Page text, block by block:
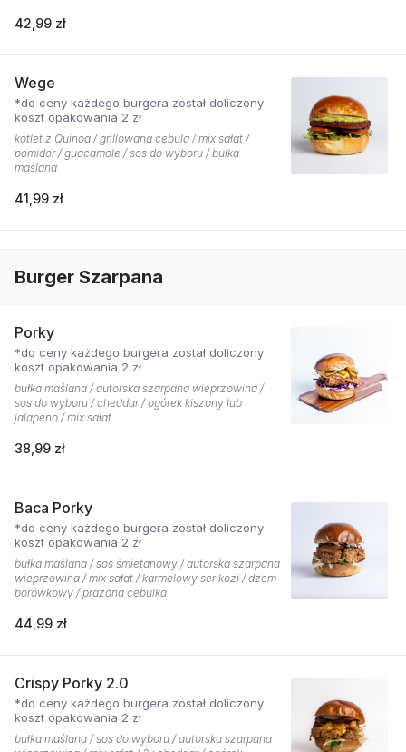
42,99 zł
Wege
*do ceny każdego burgera został doliczony
koszt opakowania 2 zł
kotlet z Quinoa / grillowana cebula / mix sałat /
pomidor / guacamole / sos do wyboru / bułka
maślana
41,99 zł
Burger Szarpana
Porky
*do ceny każdego burgera został doliczony
koszt opakowania 2 zł
bułka maślana / autorska szarpana wieprzowina /
sos do wyboru / cheddar / ogórek kiszony lub
jalapeno / mix sałat
38,99 zł
Baca Porky
*do ceny każdego burgera został doliczony
koszt opakowania 2 zł
bułka maślana / sos śmietanowy / autorska szarpana
wieprzowina / mix sałat / karmelowy ser kozi / dżem
borówkowy / prażona cebulka
44,99 zł
Crispy Porky 2.0
*do ceny każdego burgera został doliczony
koszt opakowania 2 zł
bułka maślana / sos do wyboru / autorska szarpana